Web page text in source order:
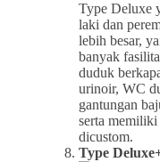
Type Deluxe
laki dan
lebih besar,
banyak
duduk
urinoir, WC
gantungan
serta
dicustom.
Type